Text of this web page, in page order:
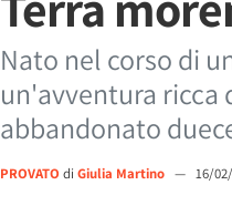
Nato nel corso di
un'avventura ricca
abbandonato
PROVATO di Giulia Martino — 16/